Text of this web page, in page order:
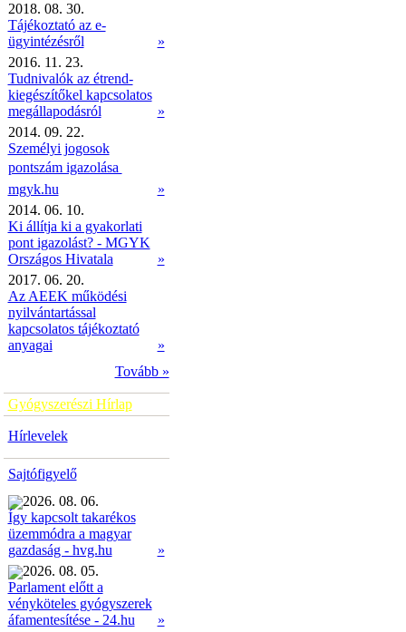
2018. 08. 30.
Tájékoztató az e-
ügyintézésről
»
2016. 11. 23.
Tudnivalók az étrend-
kiegészítőkel kapcsolatos
megállapodásról
»
2014. 09. 22.
Személyi jogosok
pontszám igazolása 
mgyk.hu
»
2014. 06. 10.
Ki állítja ki a gyakorlati
pont igazolást? - MGYK
Országos Hivatala
»
2017. 06. 20.
Az AEEK működési
nyilvántartással
kapcsolatos tájékoztató
anyagai
»
Tovább »
Gyógyszerészi Hírlap
Hírlevelek
Sajtófigyelő
2026. 08. 06.
Így kapcsolt takarékos
üzemmódra a magyar
gazdaság - hvg.hu
»
2026. 08. 05.
Parlament előtt a
vényköteles gyógyszerek
áfamentesítése - 24.hu
»